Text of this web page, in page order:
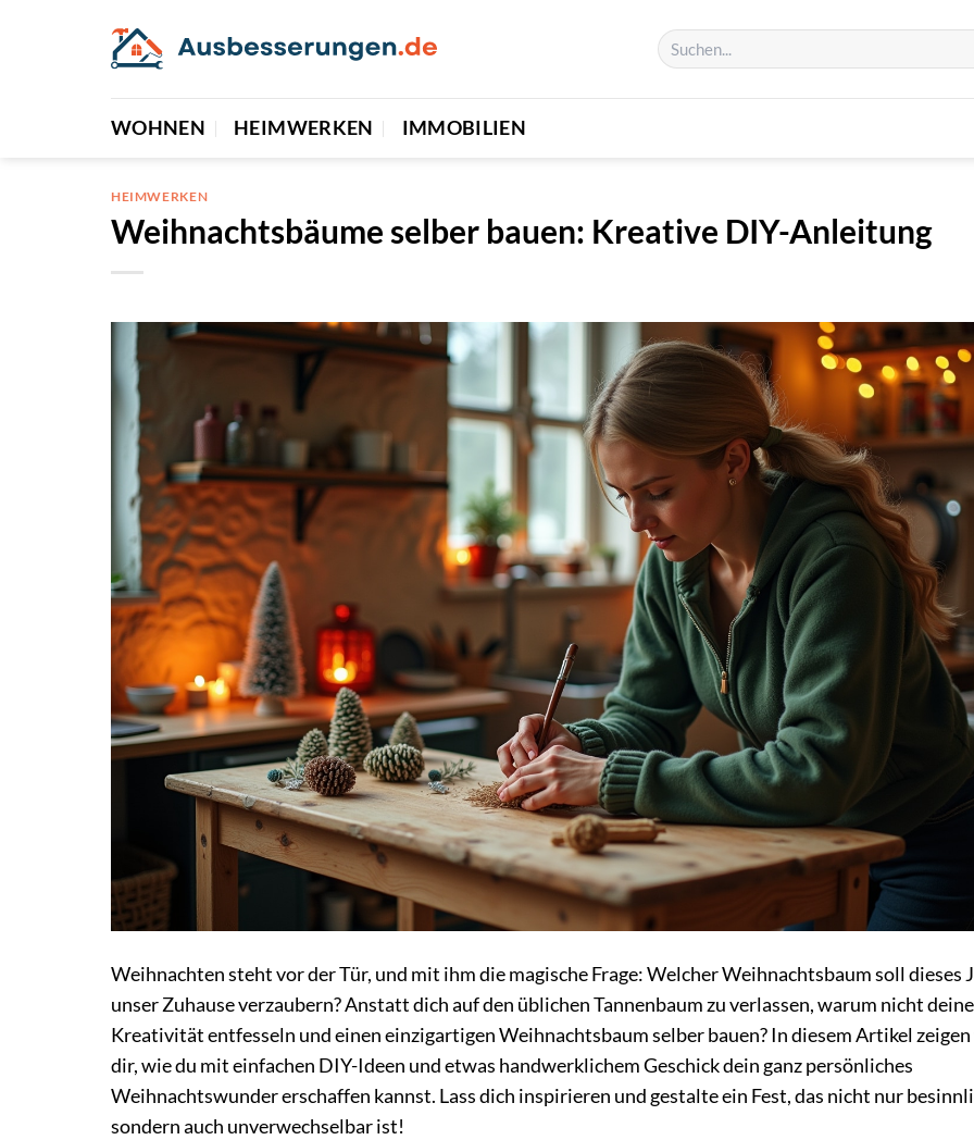
WOHNEN HEIMWERKEN IMMOBILIEN
HEIMWERKEN
Weihnachtsbäume selber bauen: Kreative DIY-Anleitung
Weihnachten steht vor der Tür, und mit ihm die magische Frage: Welcher Weihnachtsbaum soll dieses
unser Zuhause verzaubern? Anstatt dich auf den üblichen Tannenbaum zu verlassen, warum nicht deine
Kreativität entfesseln und einen einzigartigen Weihnachtsbaum selber bauen? In diesem Artikel
dir, wie du mit einfachen DIY-Ideen und etwas handwerklichem Geschick dein ganz persönliches
Weihnachtswunder erschaffen kannst. Lass dich inspirieren und gestalte ein Fest, das nicht nur
sondern auch unverwechselbar ist!